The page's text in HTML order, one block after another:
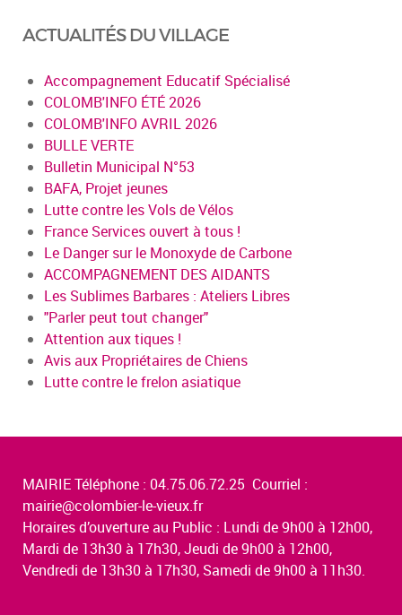
ACTUALITÉS DU VILLAGE
Accompagnement Educatif Spécialisé
COLOMB'INFO ÉTÉ 2026
COLOMB'INFO AVRIL 2026
BULLE VERTE
Bulletin Municipal N°53
BAFA, Projet jeunes
Lutte contre les Vols de Vélos
France Services ouvert à tous !
Le Danger sur le Monoxyde de Carbone
ACCOMPAGNEMENT DES AIDANTS
Les Sublimes Barbares : Ateliers Libres
"Parler peut tout changer"
Attention aux tiques !
Avis aux Propriétaires de Chiens
Lutte contre le frelon asiatique
MAIRIE Téléphone : 04.75.06.72.25 Courriel :
mairie@colombier-le-vieux.fr
Horaires d’ouverture au Public : Lundi de 9h00 à 12h00,
Mardi de 13h30 à 17h30, Jeudi de 9h00 à 12h00,
Vendredi de 13h30 à 17h30, Samedi de 9h00 à 11h30.